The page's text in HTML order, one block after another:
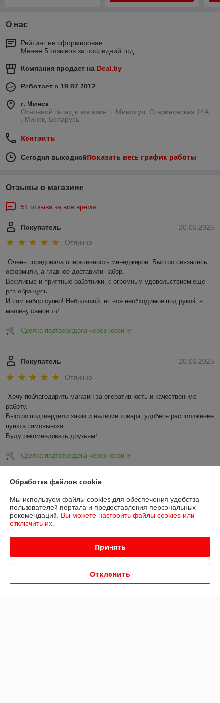
О нас
Рейтинг не сформирован
Менее 5 отзывов за последний год
Компания продает на Deal.by
Работает с 19.07.2012
г. Минск
Основной склад и магазин: г. Минск ул. Стариновская 14А.
, Минск, Беларусь
Контакты
Сегодня выходнойПоказать весь график работы
Отзывы о магазине
51 отзыва за всё время
20.06.2025
Покупатель
Отлично
Очень порадовала оперативность менеджеров. Быстро связались,
оформили, а главное доставили набор.
Вежливые и приятные работники, с огромным удовольствием еще
раз обращусь.
И сам набор супер! Небольшой, но всё необходимое под рукой, в
машину самое то!
Сделка подтверждена через корзину
20.06.2025
Покупатель
Отлично
Хочу поблагодарить магазин за оперативность и качественную
работу.
Быстро подтвердили заказ и наличие товара, удобное расположение
пункта самовывоза
Буду рекомендовать друзьям!
Сделка подтверждена через корзину
Показать все отзывы
О нас
Контакты
Доставка и оплата
График работы
Обработка файлов cookie
Мы используем файлы cookies для обеспечения удобства
пользователей портала и предоставления персональных
рекомендаций. Вы можете настроить файлы cookies или
отключить их.
Принять
Отклонить